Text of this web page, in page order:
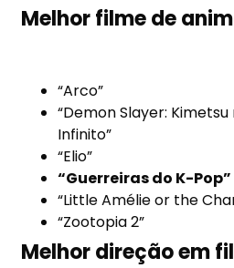
Melhor filme de
“Arco”
“Demon Slayer:
Infinito”
“Elio”
“Guerreiras do K-Pop”
“Little Amélie or the
“Zootopia 2”
Melhor direção em